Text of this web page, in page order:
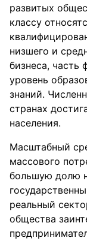
развитых
классу
низшего и
бизнеса,
уровень
знаний.
странах
населения.
Масштабный
массового
большую долю
реальный
общества